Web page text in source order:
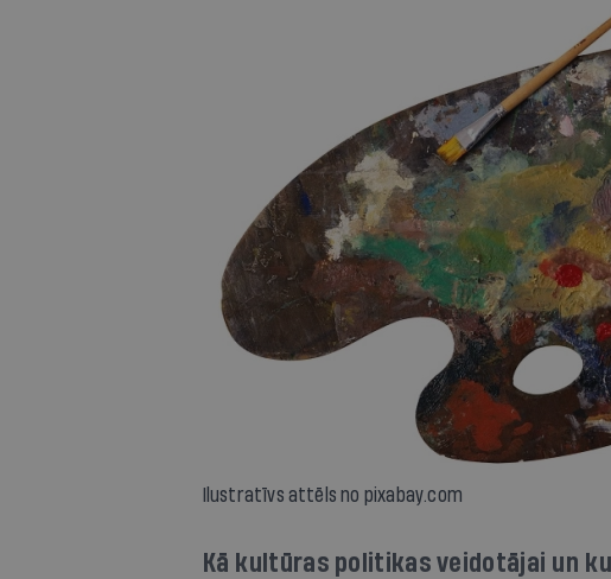
Ilustratīvs attēls no pixabay.com
Kā kultūras politikas veidotājai un